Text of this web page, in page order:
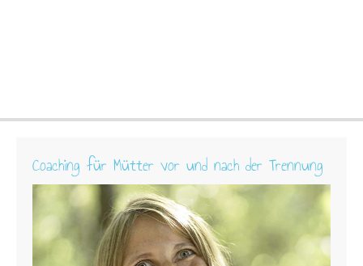
Coaching für Mütter vor und nach der Trennung